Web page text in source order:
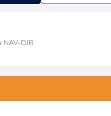
NAV-DJB